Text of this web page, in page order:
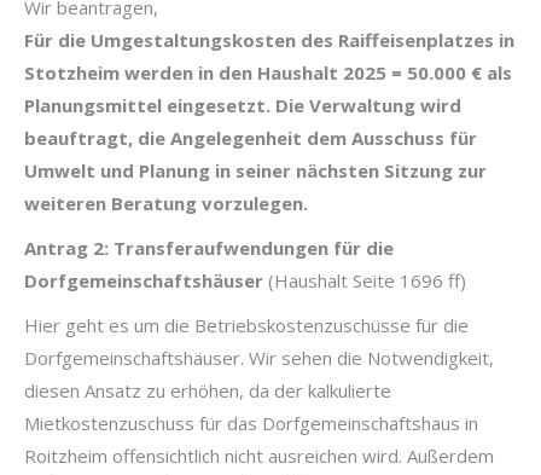
Wir beantragen,
Für die Umgestaltungskosten des Raiffeisenplatzes in
Stotzheim werden in den Haushalt 2025 = 50.000 € als
Planungsmittel eingesetzt. Die Verwaltung wird
beauftragt, die Angelegenheit dem Ausschuss für
Umwelt und Planung in seiner nächsten Sitzung zur
weiteren Beratung vorzulegen.
Antrag 2: Transferaufwendungen für die
Dorfgemeinschaftshäuser (Haushalt Seite 1696 ff)
Hier geht es um die Betriebskostenzuschüsse für die
Dorfgemeinschaftshäuser. Wir sehen die Notwendigkeit,
diesen Ansatz zu erhöhen, da der kalkulierte
Mietkostenzuschuss für das Dorfgemeinschaftshaus in
Roitzheim offensichtlich nicht ausreichen wird. Außerdem